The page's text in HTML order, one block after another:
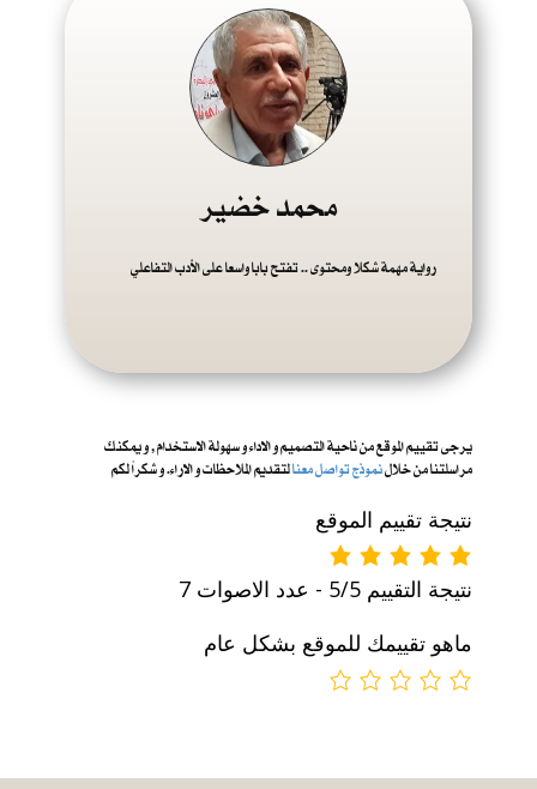
محمد خضير
رواية مهمة شكلا ومحتوى .. تفتح بابا واسعا على الأدب التفاعلي
يرجى تقييم الموقع من ناحية التصميم و الاداء و سهولة الاستخدام , و يمكنك
مراسلتنا من خلالنموذج تواصل معنالتقديم الملاحظات و الاراء. و شكراً لكم
نتيجة تقييم الموقع
نتيجة التقييم 5/5 - عدد الاصوات 7
ماهو تقييمك للموقع بشكل عام